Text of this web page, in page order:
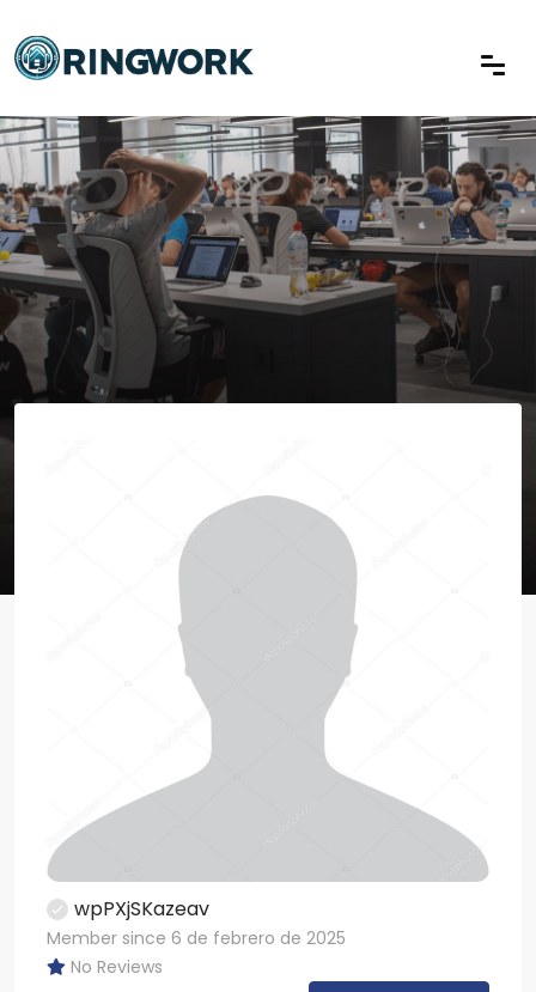
wpPXjSKazeav
Member since 6 de febrero de 2025
No Reviews